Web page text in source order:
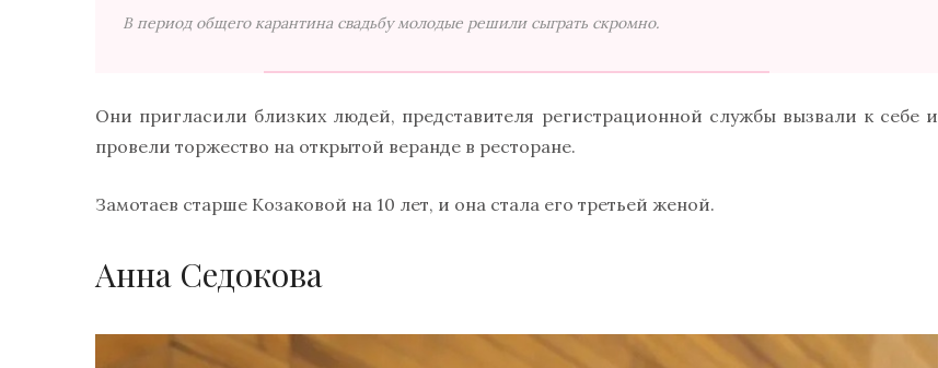
В период общего карантина свадьбу молодые решили сыграть скромно.
Они пригласили близких людей, представителя регистрационной службы вызвали к себе и
провели торжество на открытой веранде в ресторане.
Замотаев старше Козаковой на 10 лет, и она стала его третьей женой.
Анна Седокова